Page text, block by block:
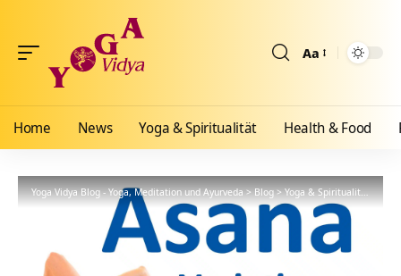
Aa
Home News Yoga & Spiritualität Health & Food
Yoga Vidya Blog - Yoga, Meditation und Ayurveda>Blog>Yoga & Spiritualität >